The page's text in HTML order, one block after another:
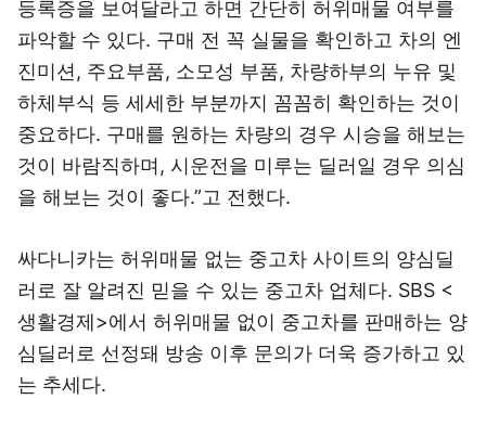
등록증을 보여달라고 하면 간단히 허위매물 여부를
파악할 수 있다. 구매 전 꼭 실물을 확인하고 차의 엔
진미션, 주요부품, 소모성 부품, 차량하부의 누유 및
하체부식 등 세세한 부분까지 꼼꼼히 확인하는 것이
중요하다. 구매를 원하는 차량의 경우 시승을 해보는
것이 바람직하며, 시운전을 미루는 딜러일 경우 의심
을 해보는 것이 좋다.”고 전했다.
싸다니카는 허위매물 없는 중고차 사이트의 양심딜
러로 잘 알려진 믿을 수 있는 중고차 업체다. SBS <
생활경제>에서 허위매물 없이 중고차를 판매하는 양
심딜러로 선정돼 방송 이후 문의가 더욱 증가하고 있
는 추세다.